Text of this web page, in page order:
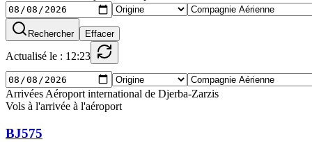
Rechercher Effacer
Actualisé le : 12:23
Arrivées Aéroport international de Djerba-Zarzis
Vols à l'arrivée à l'aéroport
BJ575